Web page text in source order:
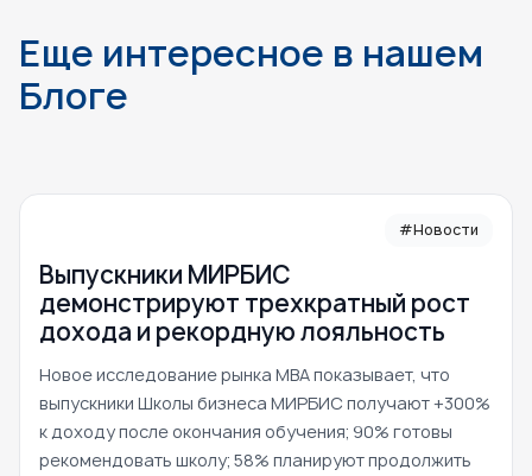
Еще интересное в нашем
Блоге
#Новости
Выпускники МИРБИС
демонстрируют трехкратный рост
дохода и рекордную лояльность
Новое исследование рынка MBA показывает, что
выпускники Школы бизнеса МИРБИС получают +300%
к доходу после окончания обучения; 90% готовы
рекомендовать школу; 58% планируют продолжить